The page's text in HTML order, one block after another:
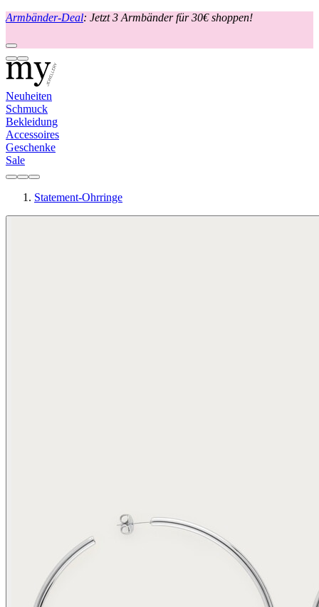
Armbänder-Deal: Jetzt 3 Armbänder für 30€ shoppen!
Neuheiten
Schmuck
Bekleidung
Accessoires
Geschenke
Sale
Statement-Ohrringe